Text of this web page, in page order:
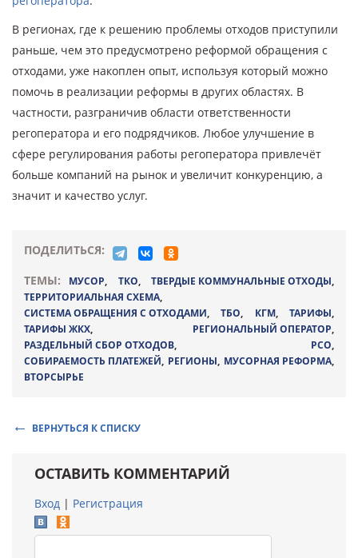
В регионах, где к решению проблемы отходов приступили
раньше, чем это предусмотрено реформой обращения с
отходами, уже накоплен опыт, используя который можно
помочь в реализации реформы в других областях. В
частности, разграничив области ответственности
регоператора и его подрядчиков. Любое улучшение в
сфере регулирования работы регоператора привлечёт
больше компаний на рынок и увеличит конкуренцию, а
значит и качество услуг.
ПОДЕЛИТЬСЯ:
ТЕМЫ:
МУСОР, ТКО, ТВЕРДЫЕ КОММУНАЛЬНЫЕ ОТХОДЫ,
ТЕРРИТОРИАЛЬНАЯ СХЕМА,
СИСТЕМА ОБРАЩЕНИЯ С ОТХОДАМИ,ТБО, КГМ,ТАРИФЫ,
ТАРИФЫ ЖКХ, РЕГИОНАЛЬНЫЙ ОПЕРАТОР,
РАЗДЕЛЬНЫЙ СБОР ОТХОДОВ, РСО,
СОБИРАЕМОСТЬ ПЛАТЕЖЕЙ, РЕГИОНЫ, МУСОРНАЯ РЕФОРМА,
ВТОРСЫРЬЕ
ВЕРНУТЬСЯ К СПИСКУ
ОСТАВИТЬ КОММЕНТАРИЙ
Вход | Регистрация